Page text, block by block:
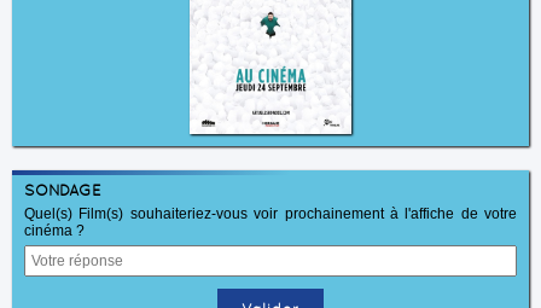
SONDAGE
Quel(s) Film(s) souhaiteriez-vous voir prochainement à l'affiche de votre
cinéma ?